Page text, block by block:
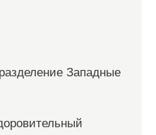
Западные